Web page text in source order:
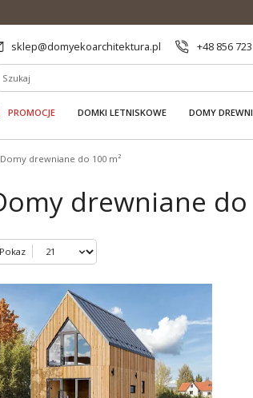
sklep@domyekoarchitektura.pl +48 856
PROMOCJE DOMKI LETNISKOWE DOMY
Domy drewniane do 100 m²
drewniane
Pokaz